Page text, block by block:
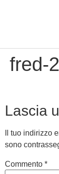
fred-2
Lascia
Il tuo indirizzo
sono
Commento *